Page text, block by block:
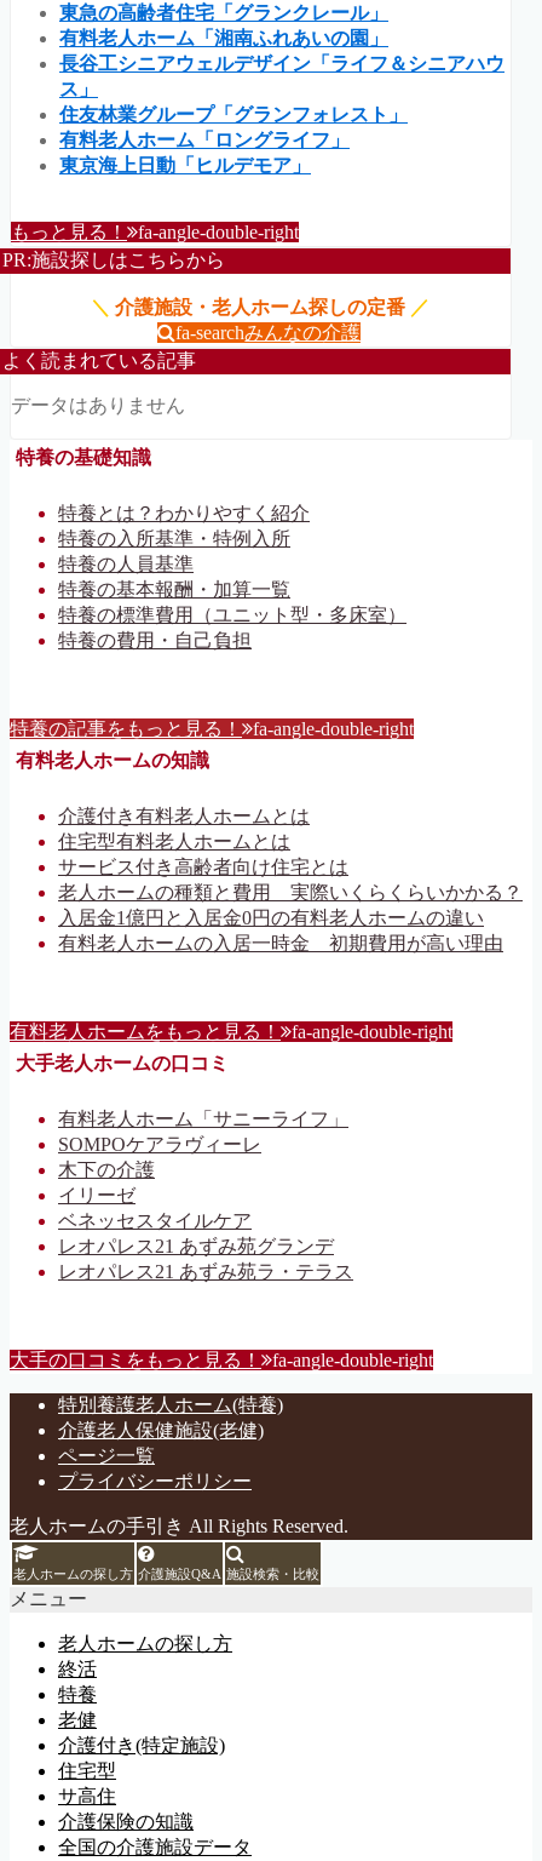
東急の高齢者住宅「グランクレール」
有料老人ホーム「湘南ふれあいの園」
長谷工シニアウェルデザイン「ライフ＆シニアハウ
ス」
住友林業グループ「グランフォレスト」
有料老人ホーム「ロングライフ」
東京海上日動「ヒルデモア」
もっと見る！ fa-angle-double-right
PR:施設探しはこちらから
＼ 介護施設・老人ホーム探しの定番 ／
fa-searchみんなの介護
よく読まれている記事
データはありません
特養の基礎知識
特養とは？わかりやすく紹介
特養の入所基準・特例入所
特養の人員基準
特養の基本報酬・加算一覧
特養の標準費用（ユニット型・多床室）
特養の費用・自己負担
特養の記事をもっと見る！ fa-angle-double-right
有料老人ホームの知識
介護付き有料老人ホームとは
住宅型有料老人ホームとは
サービス付き高齢者向け住宅とは
老人ホームの種類と費用 実際いくらくらいかかる？
入居金1億円と入居金0円の有料老人ホームの違い
有料老人ホームの入居一時金 初期費用が高い理由
有料老人ホームをもっと見る！ fa-angle-double-right
大手老人ホームの口コミ
有料老人ホーム「サニーライフ」
SOMPOケアラヴィーレ
木下の介護
イリーゼ
ベネッセスタイルケア
レオパレス21 あずみ苑グランデ
レオパレス21 あずみ苑ラ・テラス
大手の口コミをもっと見る！ fa-angle-double-right
特別養護老人ホーム(特養)
介護老人保健施設(老健)
ページ一覧
プライバシーポリシー
老人ホームの手引き All Rights Reserved.
老人ホームの探し方 介護施設Q&A 施設検索・比較
メニュー
老人ホームの探し方
終活
特養
老健
介護付き(特定施設)
住宅型
サ高住
介護保険の知識
全国の介護施設データ